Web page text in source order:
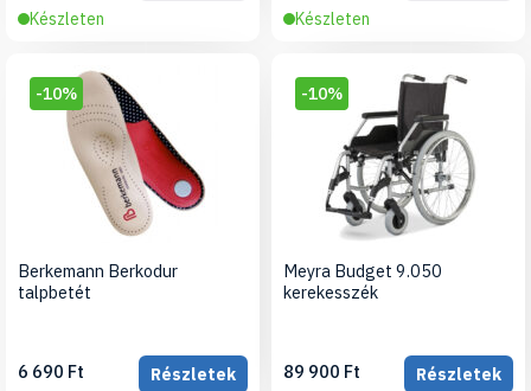
Készleten
Készleten
-10%
Berkemann Berkodur
talpbetét
6 690 Ft
Részletek
-10%
Meyra Budget 9.050
kerekesszék
89 900 Ft
Részletek